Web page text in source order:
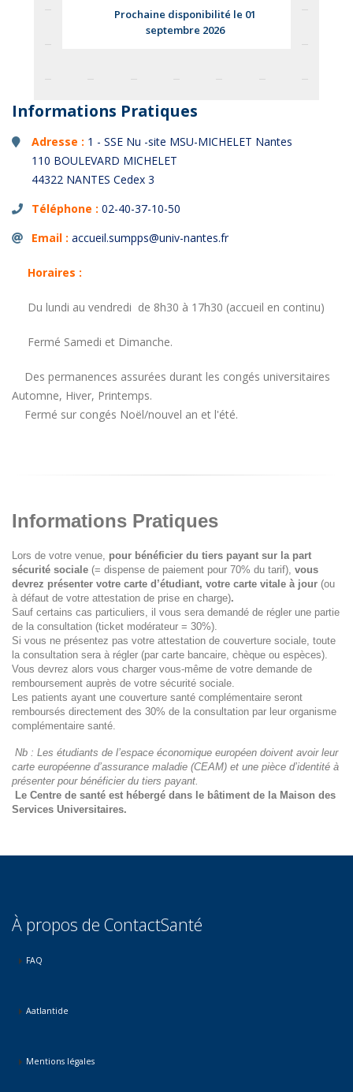
Prochaine disponibilité le 01
septembre 2026
Informations Pratiques
Adresse : 1 - SSE Nu -site MSU-MICHELET Nantes
110 BOULEVARD MICHELET
44322 NANTES Cedex 3
Téléphone : 02-40-37-10-50
Email : accueil.sumpps@univ-nantes.fr
Horaires :
Du lundi au vendredi de 8h30 à 17h30 (accueil en continu)
Fermé Samedi et Dimanche.
Des permanences assurées durant les congés universitaires
Automne, Hiver, Printemps.
Fermé sur congés Noël/nouvel an et l'été.
Informations Pratiques
Lors de votre venue, pour bénéficier du tiers payant sur la part
sécurité sociale (= dispense de paiement pour 70% du tarif), vous
devrez présenter votre carte d’étudiant, votre carte vitale à jour (ou
à défaut de votre attestation de prise en charge).
Sauf certains cas particuliers, il vous sera demandé de régler une partie
de la consultation (ticket modérateur = 30%).
Si vous ne présentez pas votre attestation de couverture sociale, toute
la consultation sera à régler (par carte bancaire, chèque ou espèces).
Vous devrez alors vous charger vous-même de votre demande de
remboursement auprès de votre sécurité sociale.
Les patients ayant une couverture santé complémentaire seront
remboursés directement des 30% de la consultation par leur organisme
complémentaire santé.
Nb : Les étudiants de l’espace économique européen doivent avoir leur
carte européenne d’assurance maladie (CEAM) et une pièce d’identité à
présenter pour bénéficier du tiers payant.
Le Centre de santé est hébergé dans le bâtiment de la Maison des
Services Universitaires.
À propos de ContactSanté
FAQ
Aatlantide
Mentions légales